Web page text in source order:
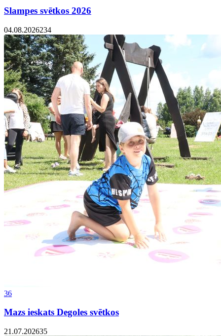
Slampes svētkos 2026
04.08.2026234
36
Mazs ieskats Degoles svētkos
21.07.202635